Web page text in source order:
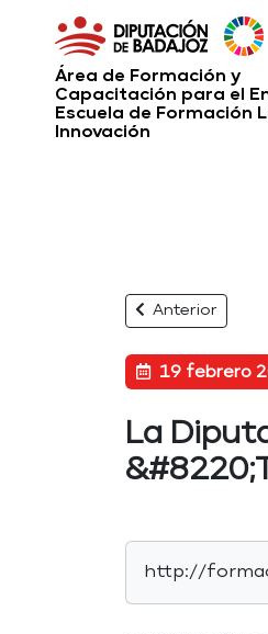
Área de Formación y
Capacitación para el
Escuela de Formación
Innovación
Anterior
19 febrero
La
http://